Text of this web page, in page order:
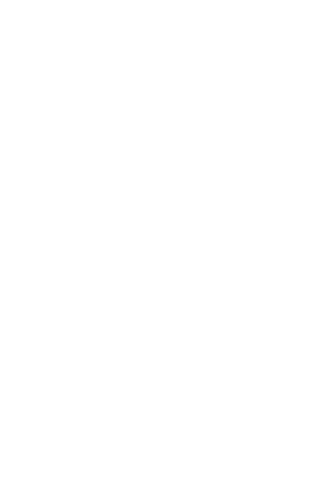
34f Abs. 1 Satz 1 Nr. 1
(GewO), Verordnung
abrufbar unter